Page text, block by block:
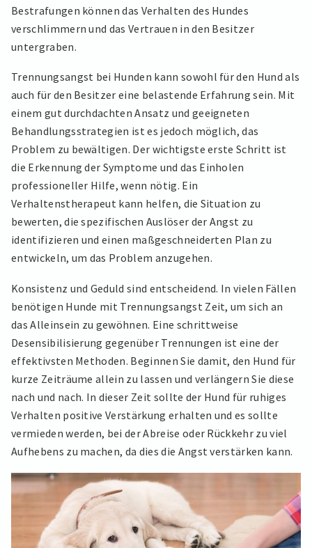
Bestrafungen können das Verhalten des Hundes
verschlimmern und das Vertrauen in den Besitzer
untergraben.
Trennungsangst bei Hunden kann sowohl für den Hund als
auch für den Besitzer eine belastende Erfahrung sein. Mit
einem gut durchdachten Ansatz und geeigneten
Behandlungsstrategien ist es jedoch möglich, das
Problem zu bewältigen. Der wichtigste erste Schritt ist
die Erkennung der Symptome und das Einholen
professioneller Hilfe, wenn nötig. Ein
Verhaltenstherapeut kann helfen, die Situation zu
bewerten, die spezifischen Auslöser der Angst zu
identifizieren und einen maßgeschneiderten Plan zu
entwickeln, um das Problem anzugehen.
Konsistenz und Geduld sind entscheidend. In vielen Fällen
benötigen Hunde mit Trennungsangst Zeit, um sich an
das Alleinsein zu gewöhnen. Eine schrittweise
Desensibilisierung gegenüber Trennungen ist eine der
effektivsten Methoden. Beginnen Sie damit, den Hund für
kurze Zeiträume allein zu lassen und verlängern Sie diese
nach und nach. In dieser Zeit sollte der Hund für ruhiges
Verhalten positive Verstärkung erhalten und es sollte
vermieden werden, bei der Abreise oder Rückkehr zu viel
Aufhebens zu machen, da dies die Angst verstärken kann.